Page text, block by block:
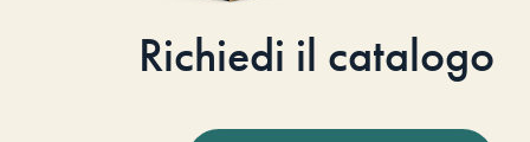
Richiedi il catalogo